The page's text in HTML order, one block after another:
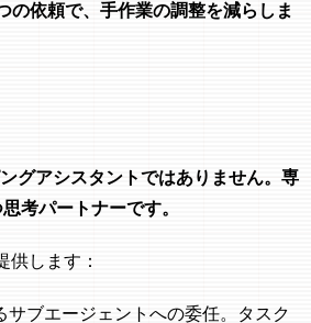
の依頼で、手作業の調整を減らしま
グアシスタントではありません。専
考パートナーです。
供します：
サブエージェントへの委任。タスク